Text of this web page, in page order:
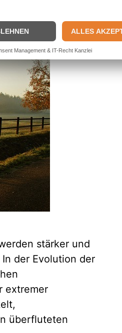
stärker und
der Evolution der
extremer
überfluteten